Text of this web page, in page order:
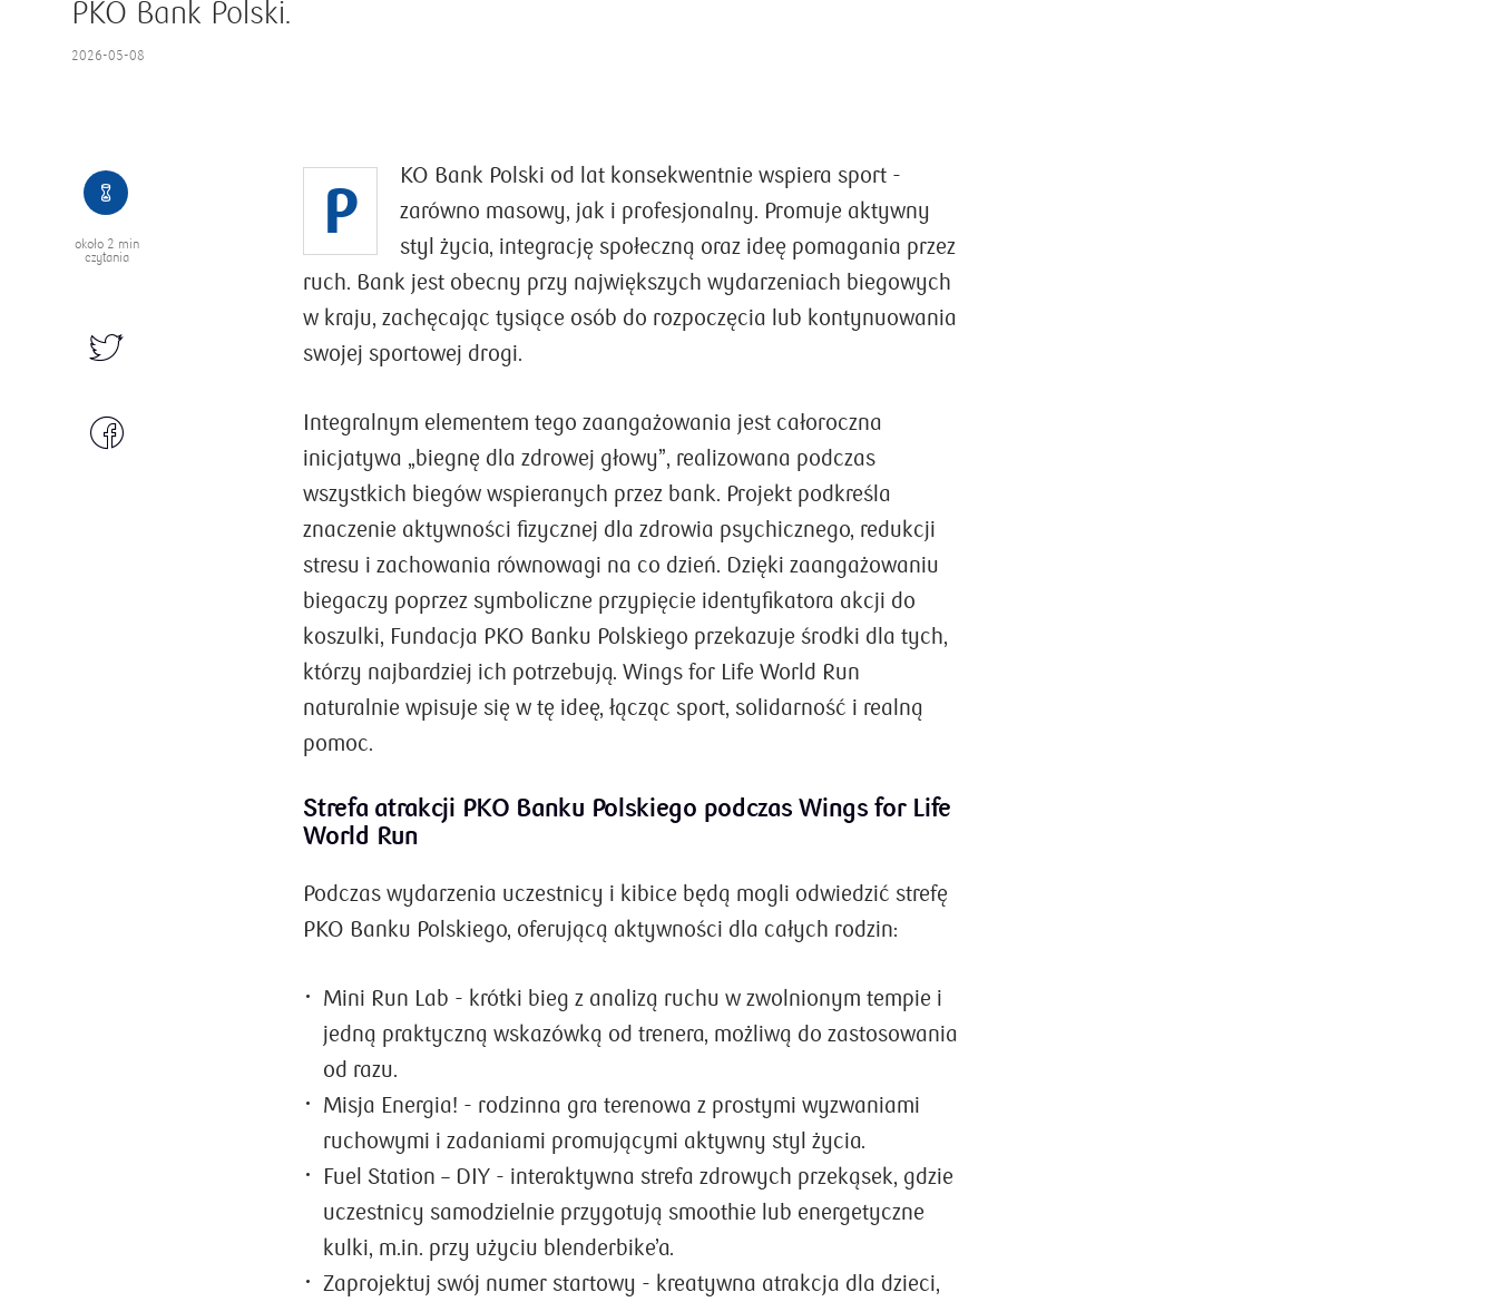
PKO Bank Polski.
2026-05-08
około 2 min
czytania
P
KO Bank Polski od lat konsekwentnie wspiera sport -
zarówno masowy, jak i profesjonalny. Promuje aktywny
styl życia, integrację społeczną oraz ideę pomagania przez
ruch. Bank jest obecny przy największych wydarzeniach biegowych
w kraju, zachęcając tysiące osób do rozpoczęcia lub kontynuowania
swojej sportowej drogi.
Integralnym elementem tego zaangażowania jest całoroczna
inicjatywa „biegnę dla zdrowej głowy”, realizowana podczas
wszystkich biegów wspieranych przez bank. Projekt podkreśla
znaczenie aktywności fizycznej dla zdrowia psychicznego, redukcji
stresu i zachowania równowagi na co dzień. Dzięki zaangażowaniu
biegaczy poprzez symboliczne przypięcie identyfikatora akcji do
koszulki, Fundacja PKO Banku Polskiego przekazuje środki dla tych,
którzy najbardziej ich potrzebują. Wings for Life World Run
naturalnie wpisuje się w tę ideę, łącząc sport, solidarność i realną
pomoc.
Strefa atrakcji PKO Banku Polskiego podczas Wings for Life
World Run
Podczas wydarzenia uczestnicy i kibice będą mogli odwiedzić strefę
PKO Banku Polskiego, oferującą aktywności dla całych rodzin:
Mini Run Lab - krótki bieg z analizą ruchu w zwolnionym tempie i
jedną praktyczną wskazówką od trenera, możliwą do zastosowania
od razu.
Misja Energia! - rodzinna gra terenowa z prostymi wyzwaniami
ruchowymi i zadaniami promującymi aktywny styl życia.
Fuel Station – DIY - interaktywna strefa zdrowych przekąsek, gdzie
uczestnicy samodzielnie przygotują smoothie lub energetyczne
kulki, m.in. przy użyciu blenderbike’a.
Zaprojektuj swój numer startowy - kreatywna atrakcja dla dzieci,